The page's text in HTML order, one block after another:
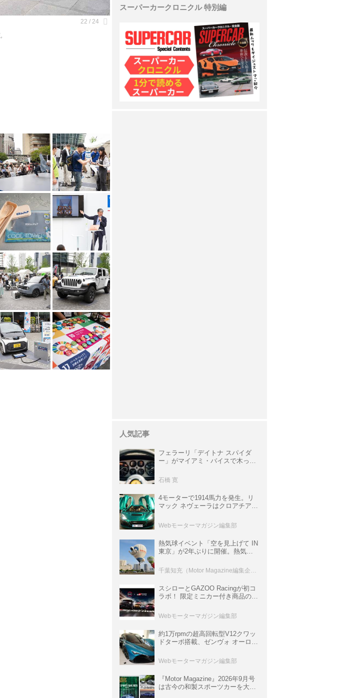
スーパーカークロニクル 特別編
人気記事
フェラーリ「デイトナ スパイダ
ー」がマイアミ・バイスで木っ端
サ」に化けた理由
石橋 寛
4モーターで1914馬力を発生。リ
マック ネヴェーラはクロアチア発
ロニクル・完全版／115】
Webモーターマガジン編集部
熱気球イベント「空を見上げて IN
東京」が2年ぶりに開催。熱気球
室などのコンテンツも
千葉知充（Motor Magazine編集企画室）
スシローとGAZOO Racingが初コ
ラボ！ 限定ミニカー付き商品の
ト体験があたる抽選企画などを展
開
Webモーターマガジン編集部
約1万rpmの超高回転型V12クワッ
ドターボ搭載、ゼンヴォ オーロラ
イパーカー【スーパーカークロニ
クル・完全版／116】
Webモーターマガジン編集部
『Motor Magazine』2026年9月号
は古今の和製スポーツカーを大特